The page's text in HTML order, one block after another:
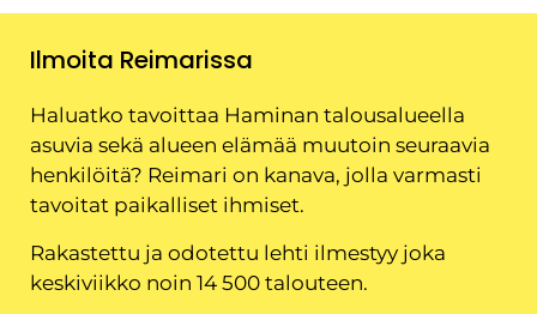
Ilmoita Reimarissa
Haluatko tavoittaa Haminan talousalueella
asuvia sekä alueen elämää muutoin seuraavia
henkilöitä? Reimari on kanava, jolla varmasti
tavoitat paikalliset ihmiset.
Rakastettu ja odotettu lehti ilmestyy joka
keskiviikko noin 14 500 talouteen.